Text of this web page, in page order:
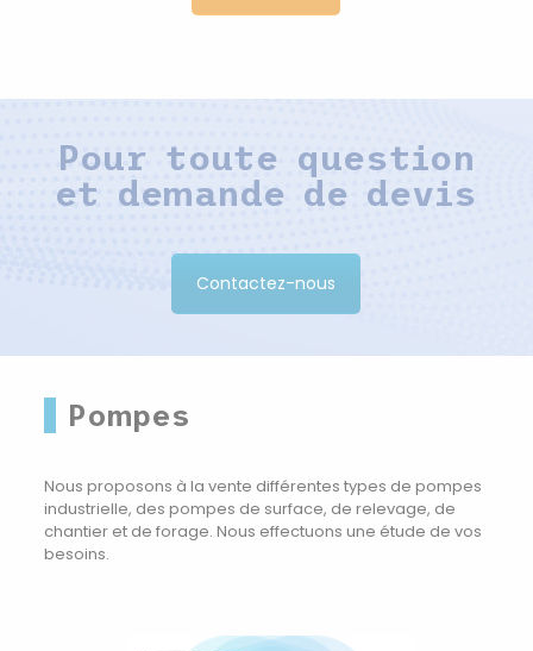
Pour toute question
et demande de devis
Contactez-nous
Pompes
Nous proposons à la vente différentes types de pompes
industrielle, des pompes de surface, de relevage, de
chantier et de forage. Nous effectuons une étude de vos
besoins.